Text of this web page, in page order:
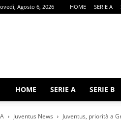
Agosto 6, 2026 HOME SERIE A
HOME SERIE A SERIE B
Juventus News Juventus, priorità a